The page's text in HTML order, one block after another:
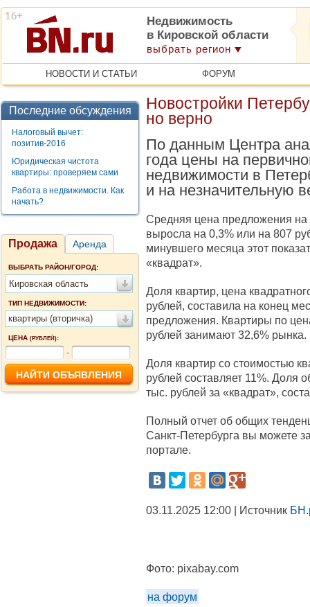
Недвижимость
в Кировской области
выбрать регион
НОВОСТИ И СТАТЬИ ФОРУМ
Последние обсуждения
Налоговый вычет:
позитив-2016
Юридическая чистота
квартиры: проверяем сами
Работа в недвижимости. Как
начать?
Продажа Аренда
ВЫБРАТЬ РАЙОН/ГОРОД:
Кировская область
ТИП НЕДВИЖИМОСТИ:
квартиры (вторичка)
ЦЕНА (РУБЛЕЙ):
-
Новостройки
но верно
По данным Центра
года цены на
недвижимости в
и на незначительную
Средняя цена предложения на
выросла на 0,3% или на 807
минувшего месяца этот
«квадрат».
Доля квартир, цена
рублей, составила на конец
предложения. Квартиры по
рублей занимают 32,6% рынка.
Доля квартир со стоимостью
рублей составляет 11%. Доля
тыс. рублей за «квадрат»,
Полный отчет об общих
Санкт-Петербурга вы можете
портале.
03.11.2025 12:00 | Источник
Фото: pixabay.com
на форум